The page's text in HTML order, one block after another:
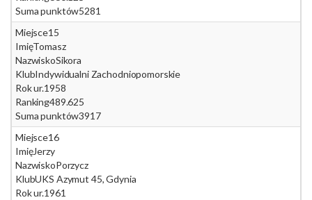
Suma punktów5281
Miejsce15
ImięTomasz
NazwiskoSikora
KlubIndywidualni Zachodniopomorskie
Rok ur.1958
Ranking489.625
Suma punktów3917
Miejsce16
ImięJerzy
NazwiskoPorzycz
KlubUKS Azymut 45, Gdynia
Rok ur.1961